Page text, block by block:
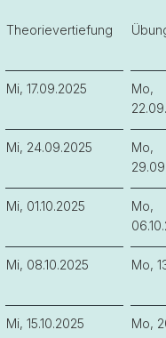
Theorievertiefung
Mi, 17.09.2025
Mo,
Mi, 24.09.2025
Mo,
Mi, 01.10.2025
Mo,
Mi, 08.10.2025 Mo,
Mi, 15.10.2025 Mo,